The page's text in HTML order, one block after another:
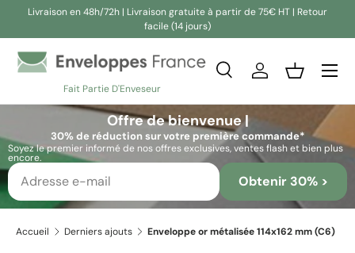
Livraison en 48h/72h | Livraison gratuite à partir de 75€ HT | Retour
facile (14 jours)
Fait Partie D'Enveseur
Recherche
Rechercher
RechercheSe connecter
Panier
Offre de bienvenue |
30% de réduction sur votre première commande*
Soyez le premier informé de nos offres exclusives, ventes flash et bien plus
encore.
Obtenir 30% >
Accueil Derniers ajouts Enveloppe or métalisée 114x162 mm (C6)